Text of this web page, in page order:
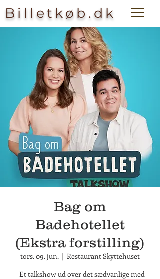
Billetkøb.dk
Bag om
Badehotellet
(Ekstra forstilling)
tors. 09. jun.
  |
Restaurant Skyttehuset
– Et talkshow ud over det sædvanlige med